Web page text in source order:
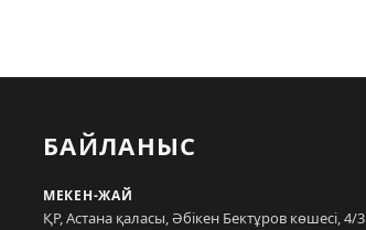
БАЙЛАНЫС
МЕКЕН-ЖАЙ
ҚР, Астана қаласы, Әбікен Бектұров көшесі, 4/3